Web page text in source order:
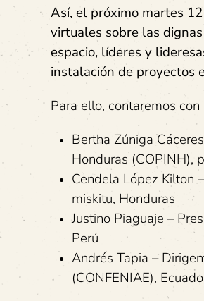
Así, el próximo martes
virtuales sobre las
espacio, líderes y
instalación de proyectos
Para ello, contaremos
Bertha Zúniga
Honduras (COPINH),
Cendela López Kilton
miskitu, Honduras
Justino Piaguaje –
Perú
Andrés Tapia –
(CONFENIAE),